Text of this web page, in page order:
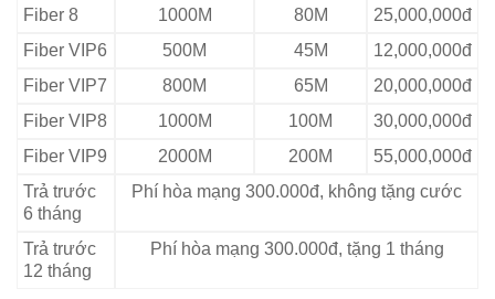
Fiber 8
1000M 80M
25,000,000đ
Fiber VIP6
500M 45M
12,000,000đ
Fiber VIP7
800M 65M
20,000,000đ
Fiber VIP8
1000M 100M
30,000,000đ
Fiber VIP9
2000M 200M
55,000,000đ
Trả trước
6 tháng
Phí hòa mạng 300.000đ, không tặng cước
Trả trước
12 tháng
Phí hòa mạng 300.000đ, tặng 1 tháng